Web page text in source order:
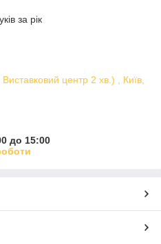
за рік
центр 2 хв.) , Київ,
до 15:00